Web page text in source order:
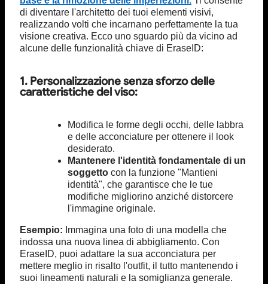
di diventare l'architetto dei tuoi elementi visivi,
realizzando volti che incarnano perfettamente la tua
visione creativa. Ecco uno sguardo più da vicino ad
alcune delle funzionalità chiave di EraseID:
1. Personalizzazione senza sforzo delle
caratteristiche del viso:
Modifica le forme degli occhi, delle labbra
e delle acconciature per ottenere il look
desiderato.
Mantenere l'identità fondamentale di un
soggetto con la funzione "Mantieni
identità", che garantisce che le tue
modifiche migliorino anziché distorcere
l'immagine originale.
Esempio: Immagina una foto di una modella che
indossa una nuova linea di abbigliamento. Con
EraseID, puoi adattare la sua acconciatura per
mettere meglio in risalto l'outfit, il tutto mantenendo i
suoi lineamenti naturali e la somiglianza generale.